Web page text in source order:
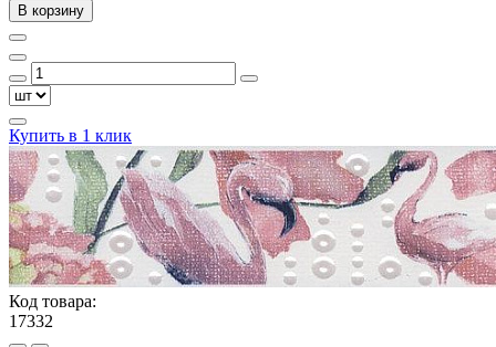
В корзину
Купить в 1 клик
Код товара:
17332